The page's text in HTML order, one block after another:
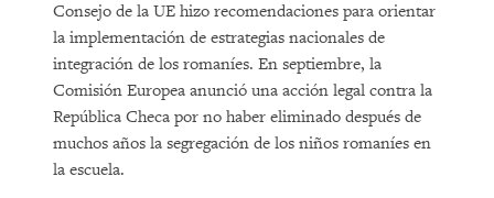
Consejo de la UE hizo recomendaciones para orientar
la implementación de estrategias nacionales de
integración de los romaníes. En septiembre, la
Comisión Europea anunció una acción legal contra la
República Checa por no haber eliminado después de
muchos años la segregación de los niños romaníes en
la escuela.